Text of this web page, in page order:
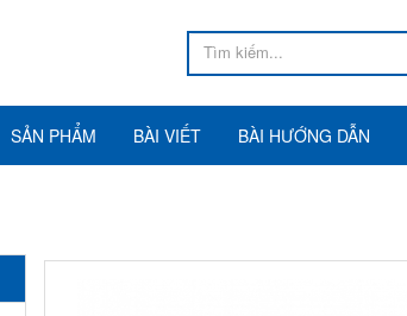
SẢN PHẨM BÀI VIẾT BÀI HƯỚNG DẪN